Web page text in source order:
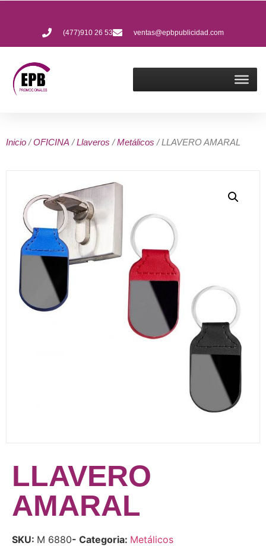
(477)910 26 53 ventas@epbpublicidad.com
Inicio /OFICINA /Llaveros /Metálicos / LLAVERO AMARAL
LLAVERO
AMARAL
SKU: M 6880- Categoria: Metálicos